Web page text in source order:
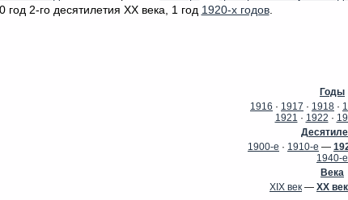
Годы
1916 · 1917 · 1918 ·
1921 · 1922 ·
1900-е · 1910-е —
1940-е
Века
XIX век — XX век
год 2-го десятилетия XX века, 1 год 1920-х годов.